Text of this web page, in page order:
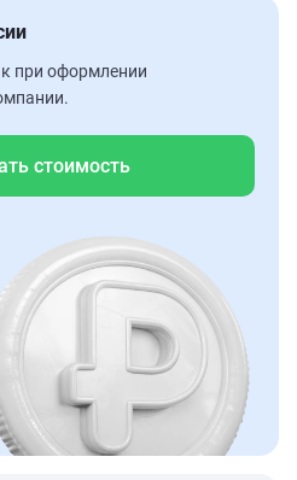
при оформлении
стоимость